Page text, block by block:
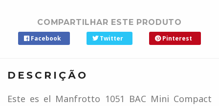
COMPARTILHAR ESTE PRODUTO
Facebook Twitter Pinterest
DESCRIÇÃO
Este es el Manfrotto 1051 BAC Mini Compact